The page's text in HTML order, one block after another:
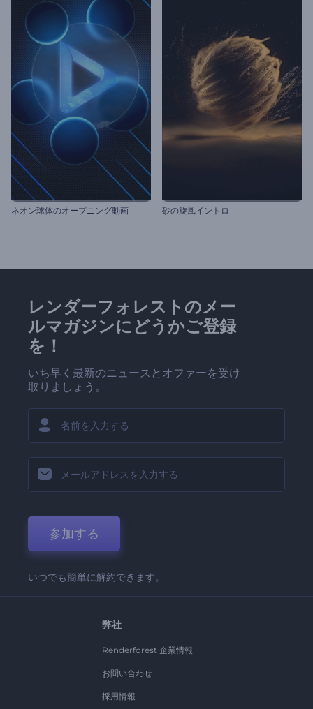
ネオン球体のオープニング動画 砂の旋風イントロ
レンダーフォレストのメー
ルマガジンにどうかご登録
を！
いち早く最新のニュースとオファーを受け
取りましょう。
参加する
いつでも簡単に解約できます。
弊社
Renderforest 企業情報
お問い合わせ
採用情報